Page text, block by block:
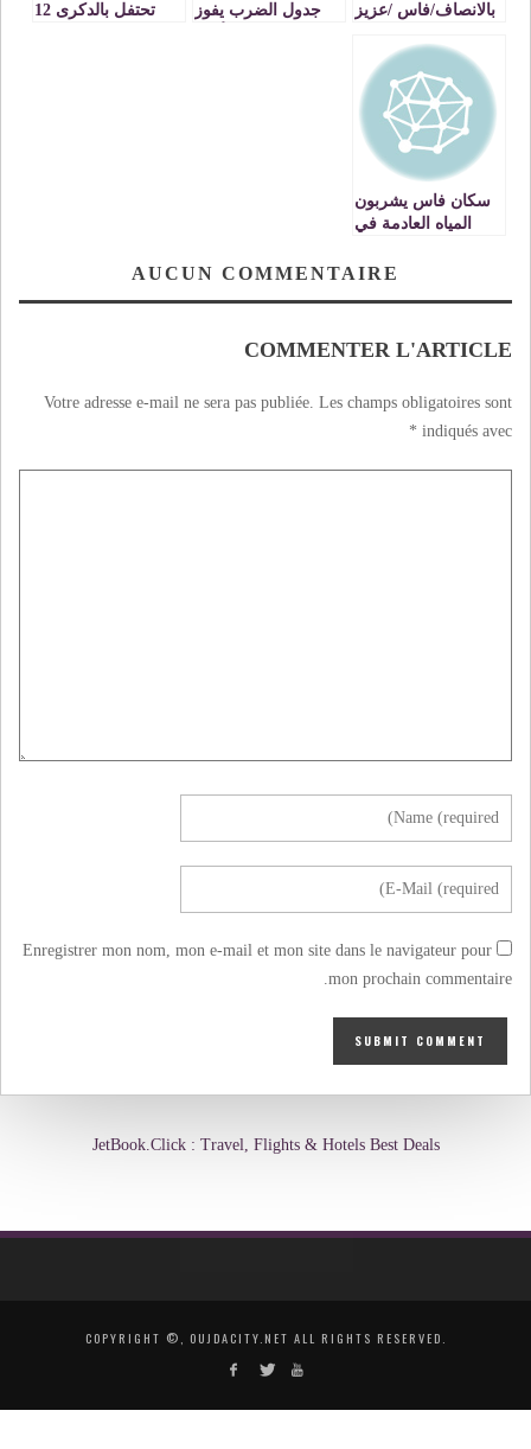
بالانصاف/فاس /عزيز
جدول الضرب يفوز
تحتفل بالدكرى 12
سكان فاس يشربون
المياه العادمة في
AUCUN COMMENTAIRE
COMMENTER L'ARTICLE
Votre adresse e-mail ne sera pas publiée. Les champs obligatoires sont
indiqués avec
*
Enregistrer mon nom, mon e-mail et mon site dans le navigateur pour
mon prochain commentaire.
JetBook.Click : Travel, Flights & Hotels Best Deals
COPYRIGHT ©, OUJDACITY.NET ALL RIGHTS RESERVED.